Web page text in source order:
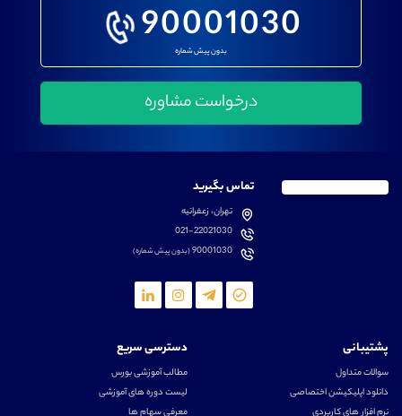
90001030
بدون پیش شماره
تماس بگیرید
تهران، زعفرانیه
021-22021030
90001030(بدون پیش شماره)
پشتیبانی
سوالات متداول
دانلود اپلیکیشن اختصاصی
نرم افزار های کاربردی
دسترسی سریع
مطالب آموزشی بورس
لیست دوره های آموزشی
معرفی سهام ها